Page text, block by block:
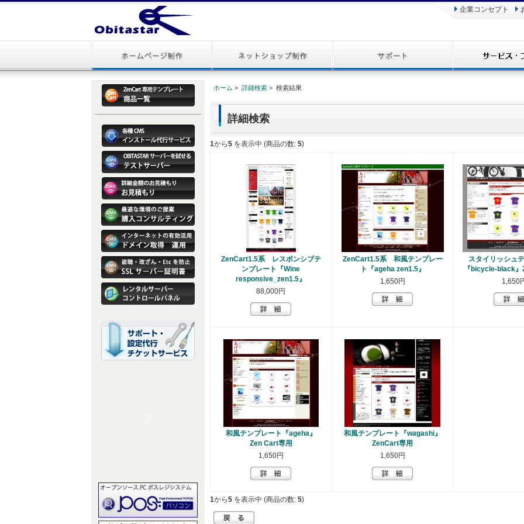
企業コンセプト
ホーム > 詳細検索> 検索結果
詳細検索
1から5 を表示中 (商品の数: 5)
ZenCart1.5系 レスポンシブテ
ンプレート『Wine
responsive_zen1.5』
88,000円
ZenCart1.5系 和風テンプレー
ト『ageha zen1.5』
1,650円
スタイリッシュ
『bicycle-black
1,650
和風テンプレート『ageha』
Zen Cart専用
1,650円
和風テンプレート『wagashi』
ZenCart専用
1,650円
1から5 を表示中 (商品の数: 5)